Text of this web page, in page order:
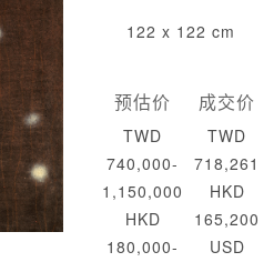
122 x 122 cm
预估价
TWD
740,000-
1,150,000
HKD
180,000-
成交价
TWD
718,261
HKD
165,200
USD